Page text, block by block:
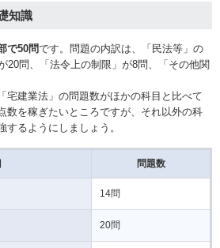
知識
で50問です。問題の内訳は、「民法等」の
20問、「法令上の制限」が8問、「その他関
宅建業法」の問題数がほかの科目と比べて
数を稼ぎたいところですが、それ以外の科
るようにしましょう。
問題数
14問
20問